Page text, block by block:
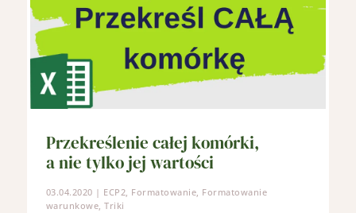
Przekreślenie całej komórki,
a nie tylko jej wartości
03.04.2020 | ECP2, Formatowanie, Formatowanie
warunkowe,Triki